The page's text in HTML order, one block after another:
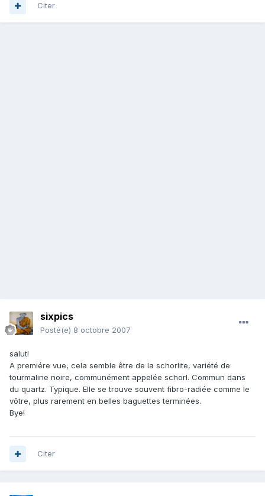
Citer
sixpics
Posté(e) 8 octobre 2007
salut!
A premiére vue, cela semble être de la schorlite, variété de
tourmaline noire, communément appelée schorl. Commun dans
du quartz. Typique. Elle se trouve souvent fibro-radiée comme le
vôtre, plus rarement en belles baguettes terminées.
Bye!
Citer